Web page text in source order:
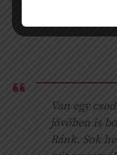
Van egy
jövőben is
Ránk. Sok